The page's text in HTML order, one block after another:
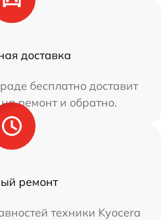
доставка
бесплатно доставит
ремонт и обратно.
ремонт
техники Kyocera